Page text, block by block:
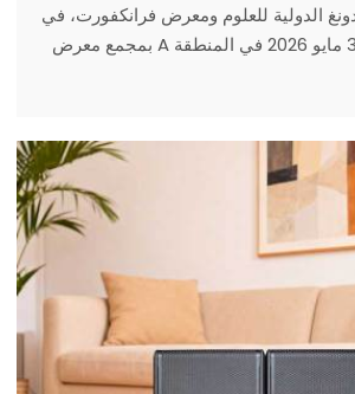
الدولية للعلوم ومعرض فرانكفورت، في
الفترة من 28 إلى 31 مايو 2026 في المنطقة A بمجمع معرض
تصميماتها الصوتية الجديدة بالتعاون
مع علامتها التجارية IBR Speaker. ندعوكم لزيارة جناحنا رقم